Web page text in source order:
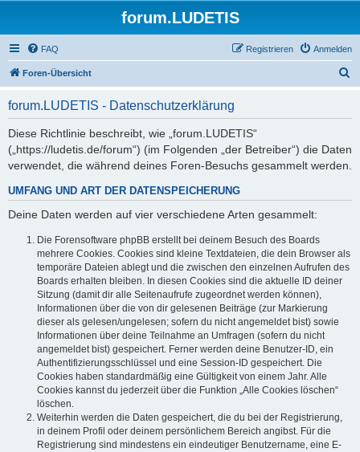
forum.LUDETIS
FAQ Anmelden
Registrieren
Foren-Übersicht
forum.LUDETIS - Datenschutzerklärung
Diese Richtlinie beschreibt, wie „forum.LUDETIS“
(„https://ludetis.de/forum“) (im Folgenden „der Betreiber“) die Daten
verwendet, die während deines Foren-Besuchs gesammelt werden.
UMFANG UND ART DER DATENSPEICHERUNG
Deine Daten werden auf vier verschiedene Arten gesammelt:
Die Forensoftware phpBB erstellt bei deinem Besuch des Boards
mehrere Cookies. Cookies sind kleine Textdateien, die dein Browser als
temporäre Dateien ablegt und die zwischen den einzelnen Aufrufen des
Boards erhalten bleiben. In diesen Cookies sind die aktuelle ID deiner
Sitzung (damit dir alle Seitenaufrufe zugeordnet werden können),
Informationen über die von dir gelesenen Beiträge (zur Markierung
dieser als gelesen/ungelesen; sofern du nicht angemeldet bist) sowie
Informationen über deine Teilnahme an Umfragen (sofern du nicht
angemeldet bist) gespeichert. Ferner werden deine Benutzer-ID, ein
Authentifizierungsschlüssel und eine Session-ID gespeichert. Die
Cookies haben standardmäßig eine Gültigkeit von einem Jahr. Alle
Cookies kannst du jederzeit über die Funktion „Alle Cookies löschen“
löschen.
Weiterhin werden die Daten gespeichert, die du bei der Registrierung,
in deinem Profil oder deinem persönlichem Bereich angibst. Für die
Registrierung sind mindestens ein eindeutiger Benutzername, eine E-